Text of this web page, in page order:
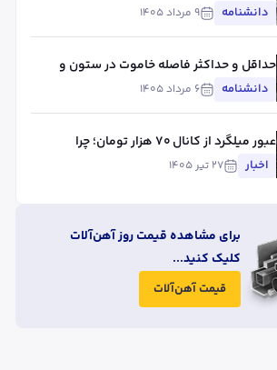
بدانید
دانشنامه ۹ مرداد ۱۴۰۵
حداقل و حداکثر فاصله خاموت در ستون و
تیر
دانشنامه ۶ مرداد ۱۴۰۵
عبور میلگرد از کانال ۷۰ هزار تومان؛ چرا
میلگرد گران شد؟
اخبار ۲۷ تیر ۱۴۰۵
برای مشاهده قیمت روز آهن‌آلات
کلیک کنید...
قیمت آهن‌آلات